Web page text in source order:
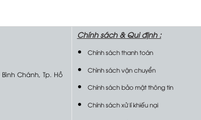
Chánh, Tp. Hồ
Chính sách &Qui định :
Chính sách thanh toán
Chình sách vận chuyển
Chính sách bảo mật thông tin
Chính sách xử lí khiếu nại